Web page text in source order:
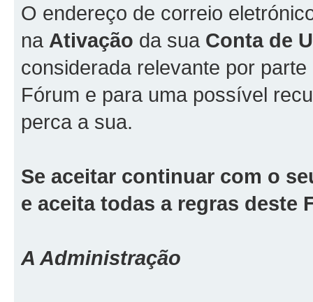
O endereço de correio
na Ativação da sua Conta de
considerada relevante por
Fórum e para uma possível
perca a sua.
Se aceitar continuar com o
e aceita todas a regras deste
A Administração